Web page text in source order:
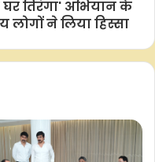
तिरंगा' अभियान के
लोगों ने लिया हिस्सा